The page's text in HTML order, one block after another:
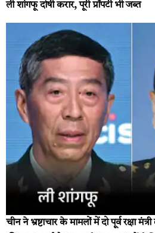
ली शांगफू दोषी करार, पूरी प्रॉपर्टी भी जब्त
चीन ने भ्रष्टाचार के मामलों में दो पूर्व रक्षा